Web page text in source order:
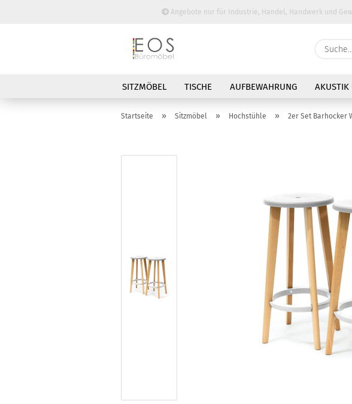
Angebote nur für Industrie, Handel, Handwerk und
SITZMÖBEL TISCHE AUFBEWAHRUNG AKUSTIK
BESPRECHUNGSTISCHE
Startseite » Sitzmöbel » Hochstühle » 2er Set Barhocker